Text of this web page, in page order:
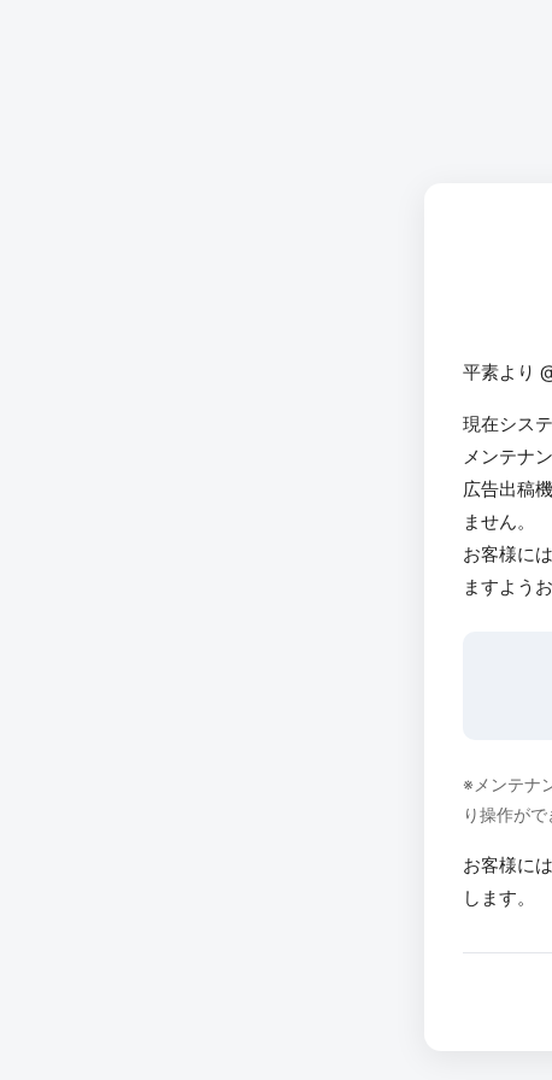
平素より
現在シス
メンテナ
広告出稿
ません。
お客様に
ますよう
※メンテナ
り操作が
お客様に
します。